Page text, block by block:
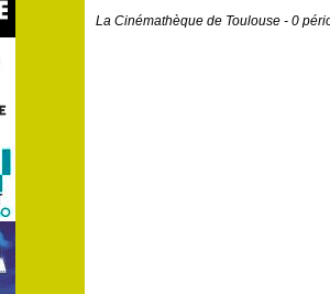
La Cinémathèque de Toulouse - 0